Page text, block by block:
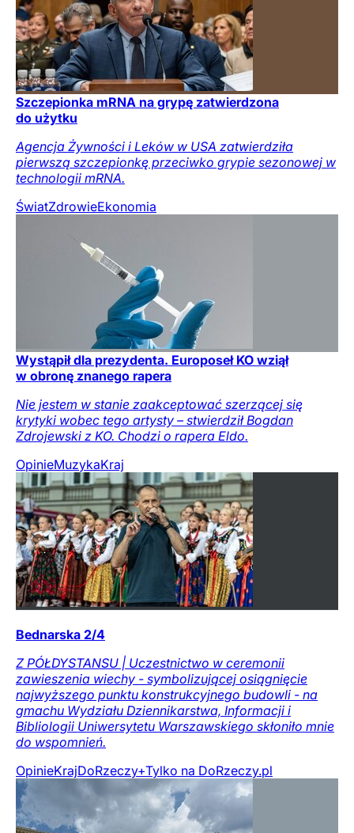
Szczepionka mRNA na grypę zatwierdzona
do użytku
Agencja Żywności i Leków w USA zatwierdziła
pierwszą szczepionkę przeciwko grypie sezonowej w
technologii mRNA.
ŚwiatZdrowieEkonomia
Wystąpił dla prezydenta. Europoseł KO wziął
w obronę znanego rapera
Nie jestem w stanie zaakceptować szerzącej się
krytyki wobec tego artysty – stwierdził Bogdan
Zdrojewski z KO. Chodzi o rapera Eldo.
OpinieMuzykaKraj
Bednarska 2/4
Z PÓŁDYSTANSU | Uczestnictwo w ceremonii
zawieszenia wiechy - symbolizującej osiągnięcie
najwyższego punktu konstrukcyjnego budowli - na
gmachu Wydziału Dziennikarstwa, Informacji i
Bibliologii Uniwersytetu Warszawskiego skłoniło mnie
do wspomnień.
OpinieKrajDoRzeczy+Tylko na DoRzeczy.pl